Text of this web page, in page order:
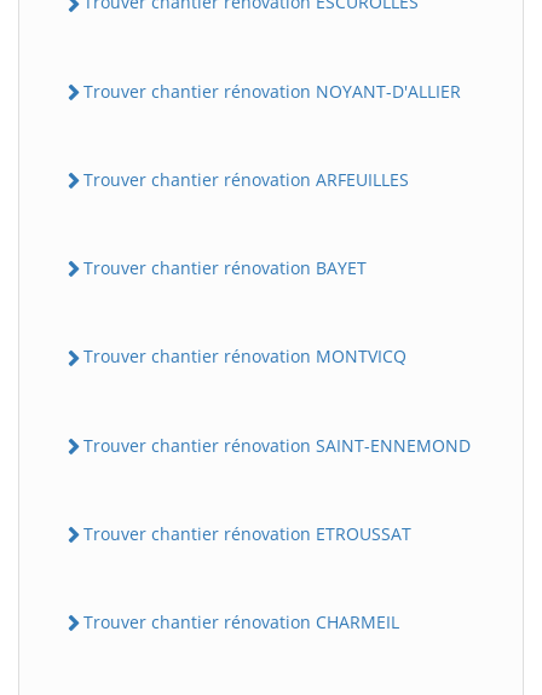
Trouver chantier rénovation NOYANT-D'ALLIER
Trouver chantier rénovation ARFEUILLES
Trouver chantier rénovation BAYET
Trouver chantier rénovation MONTVICQ
Trouver chantier rénovation SAINT-ENNEMOND
Trouver chantier rénovation ETROUSSAT
Trouver chantier rénovation CHARMEIL